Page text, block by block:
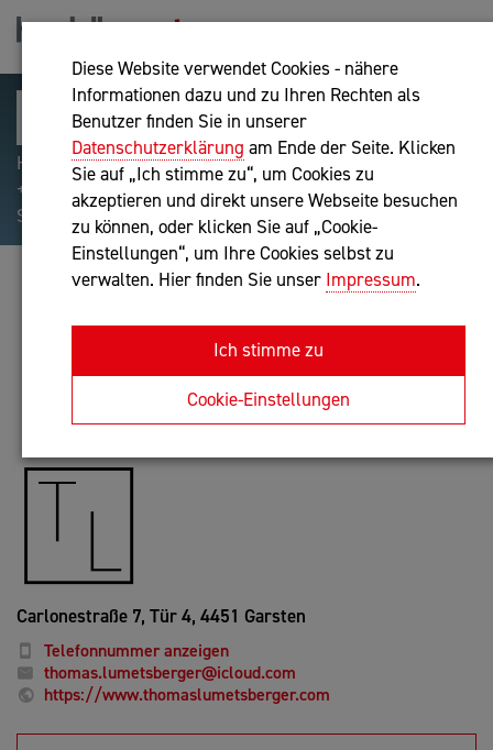
Diese Website verwendet Cookies - nähere
Informationen dazu und zu Ihren Rechten als
Benutzer finden Sie in unserer
Datenschutzerklärung am Ende der Seite. Klicken
Sie auf „Ich stimme zu“, um Cookies zu
akzeptieren und direkt unsere Webseite besuchen
zu können, oder klicken Sie auf „Cookie-
Einstellungen“, um Ihre Cookies selbst zu
verwalten. Hier finden Sie unser Impressum.
Ich stimme zu
Cookie-Einstellungen
Hilfreiche Suchparameter: Begriff einschließen:
+webshop, Begriff ausschließen: -webshop, Exakter
Suchbegriff: "internet of things"
THOMAS LUMETSBERGER, BSC.
Unternehmensberatung
Anfrage oder Rückruf
Carlonestraße 7, Tür 4, 4451 Garsten
Telefonnummer anzeigen
thomas.lumetsberger@icloud.com
https://www.thomaslumetsberger.com